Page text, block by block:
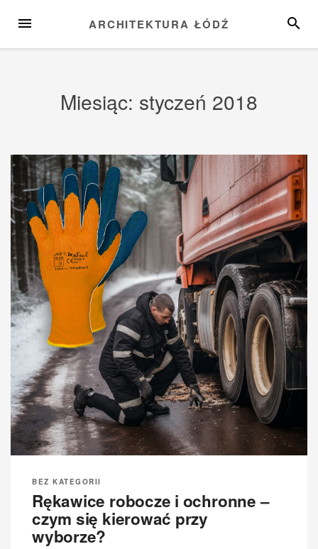
MENU ARCHITEKTURA ŁÓDŹ
Miesiąc: styczeń 2018
BEZ KATEGORII
Rękawice robocze i ochronne –
czym się kierować przy
wyborze?